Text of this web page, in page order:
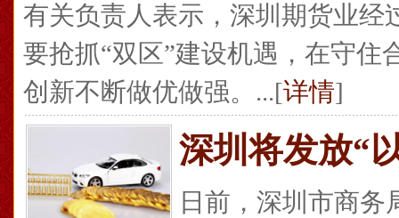
有关负责人表示，深圳期货业经
要抢抓“双区”建设机遇，在守
创新不断做优做强。...[详情]
深圳将发放“
日前，深圳市商